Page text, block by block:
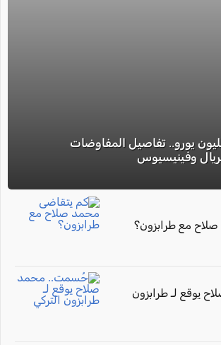
يتجاوز 22 مليون يورو.. تفاصيل المفاوضات
وفينيسيوس
مع طرابزون؟
يوقع لـ طرابزون